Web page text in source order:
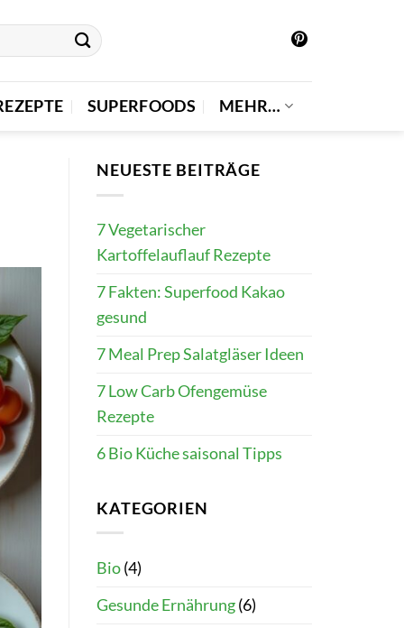
SUPERFOODS MEHR…
NEUESTE BEITRÄGE
7 Vegetarischer
Kartoffelauflauf Rezepte
7 Fakten: Superfood Kakao
gesund
7 Meal Prep Salatgläser Ideen
7 Low Carb Ofengemüse
Rezepte
6 Bio Küche saisonal Tipps
KATEGORIEN
Bio(4)
Gesunde Ernährung(6)